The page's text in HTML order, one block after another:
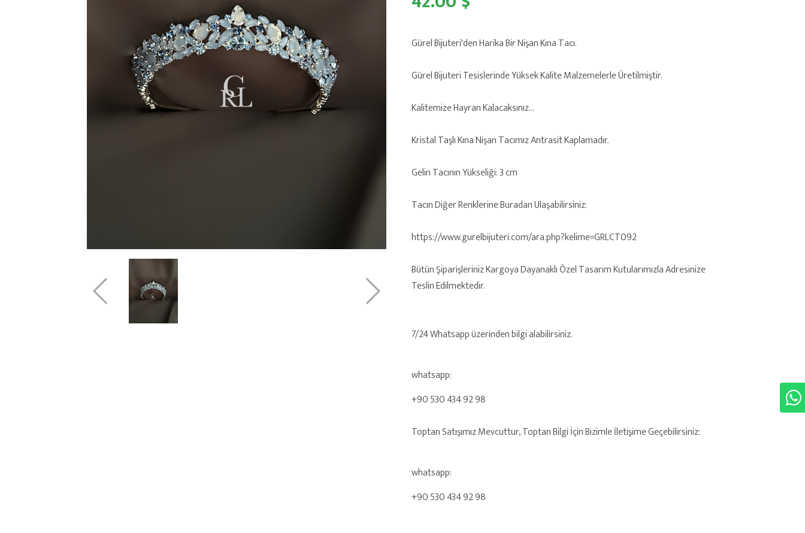
Gürel Bijuteri'den Harika Bir Nişan Kına Tacı.
Gürel Bijuteri Tesislerinde Yüksek Kalite Malzemelerle Üretilmiştir.
Kalitemize Hayran Kalacaksınız...
Kristal Taşlı Kına Nişan Tacımız Antrasit Kaplamadır.
Gelin Tacının Yükseliği: 3 cm
Tacın Diğer Renklerine Buradan Ulaşabilirsiniz:
https://www.gurelbijuteri.com/ara.php?kelime=GRLCT092
Bütün Şiparişleriniz Kargoya Dayanaklı Özel Tasarım Kutularımızla Adresinize
Teslin Edilmektedir.
7/24 Whatsapp üzerinden bilgi alabilirsiniz.
whatsapp:
+90 530 434 92 98
Toptan Satışımız Mevcuttur, Toptan Bilgi İçin Bizimle İletişime Geçebilirsiniz:
whatsapp:
+90 530 434 92 98